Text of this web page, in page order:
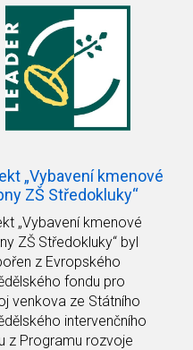
„Vybavení kmenové
ZŠ Středokluky“
„Vybavení kmenové
ZŠ Středokluky“ byl
z Evropského
fondu pro
venkova ze Státního
intervenčního
z Programu rozvoje